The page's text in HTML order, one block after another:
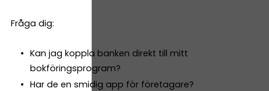
Fråga dig:
Kan jag koppla banken direkt till mitt
bokföringsprogram?
Har de en smidig app för företagare?